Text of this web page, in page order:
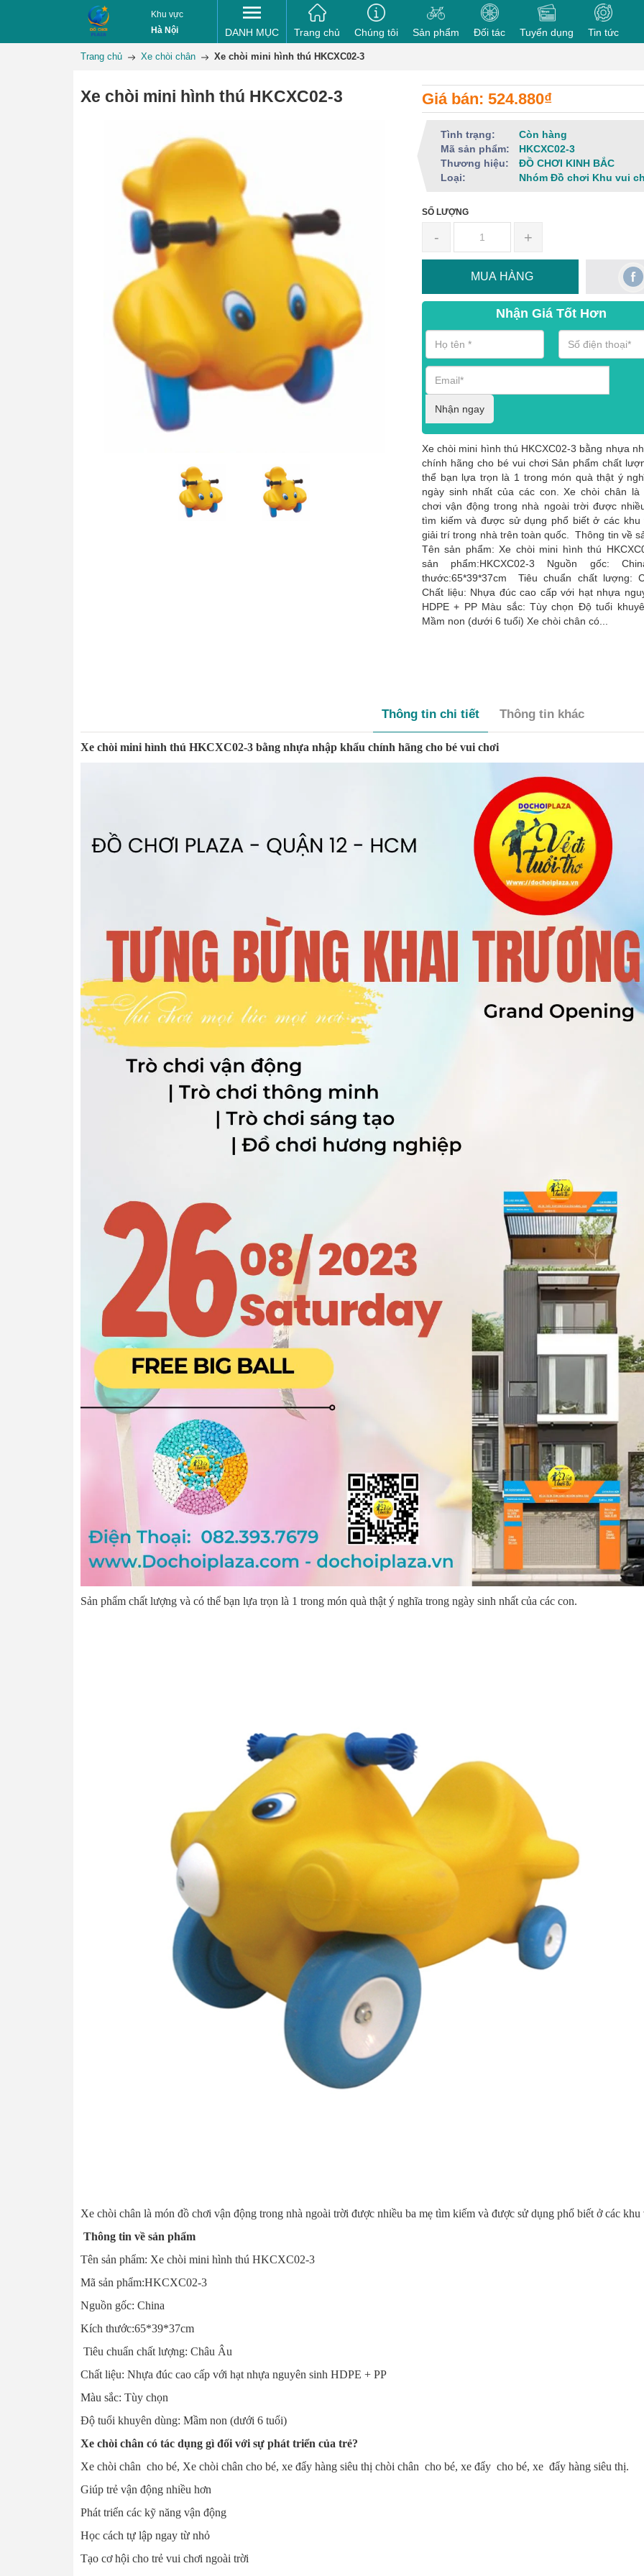
Khu vực
Hà Nội
DANH MỤC Trang chủ Chúng tôi Sản phẩm Đối tác Tuyển dụng Tin tức
Trang chủ Xe chòi chân Xe chòi mini hình thú HKCXC02-3
Xe chòi mini hình thú HKCXC02-3 Giá bán: 524.880₫
Tình trạng:
Còn hàng
Mã sản phẩm:
HKCXC02-3
Thương hiệu:
ĐỒ CHƠI KINH BẮC
Loại:
Nhóm Đồ chơi Khu vui
SỐ LƯỢNG
- +
MUA HÀNG
Nhận Giá Tốt Hơn
Nhận ngay
Xe chòi mini hình thú HKCXC02-3 bằng nhựa
chính hãng cho bé vui chơi Sản phẩm chất
thể bạn lựa trọn là 1 trong món quà thật ý
ngày sinh nhất của các con. Xe chòi chân là
chơi vận động trong nhà ngoài trời được
tìm kiếm và được sử dụng phổ biết ở các khu
giải trí trong nhà trên toàn quốc. Thông tin về
Tên sản phẩm: Xe chòi mini hình thú
sản phẩm:HKCXC02-3 Nguồn gốc:
thước:65*39*37cm Tiêu chuẩn chất lượng:
Chất liệu: Nhựa đúc cao cấp với hạt nhựa
HDPE + PP Màu sắc: Tùy chọn Độ tuổi
Mầm non (dưới 6 tuổi) Xe chòi chân có...
Thông tin chi tiết Thông tin khác
Xe chòi mini hình thú HKCXC02-3 bằng nhựa nhập khẩu chính hãng cho bé vui chơi
Sản phẩm chất lượng và có thể bạn lựa trọn là 1 trong món quà thật ý nghĩa trong ngày sinh nhất của các con.
Xe chòi chân là món đồ chơi vận động trong nhà ngoài trời được nhiều ba mẹ tìm kiếm và được sử dụng phổ biết ở các
Thông tin về sản phẩm
Tên sản phẩm: Xe chòi mini hình thú HKCXC02-3
Mã sản phẩm:HKCXC02-3
Nguồn gốc: China
Kích thước:65*39*37cm
Tiêu chuẩn chất lượng: Châu Âu
Chất liệu: Nhựa đúc cao cấp với hạt nhựa nguyên sinh HDPE + PP
Màu sắc: Tùy chọn
Độ tuổi khuyên dùng: Mầm non (dưới 6 tuổi)
Xe chòi chân có tác dụng gì đối với sự phát triển của trẻ?
Xe chòi chân cho bé, Xe chòi chân cho bé, xe đẩy hàng siêu thị chòi chân cho bé, xe đẩy cho bé, xe đẩy hàng siêu thị.
Giúp trẻ vận động nhiều hơn
Phát triển các kỹ năng vận động
Học cách tự lập ngay từ nhỏ
Tạo cơ hội cho trẻ vui chơi ngoài trời